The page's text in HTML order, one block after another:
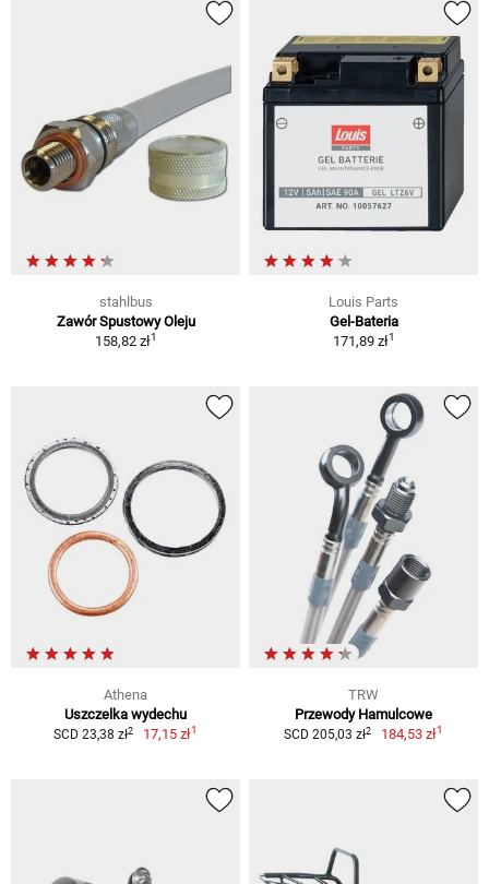
stahlbus
Zawór Spustowy Oleju
158,82 zł1
Louis Parts
Gel-Bateria
171,89 zł1
Athena
Uszczelka wydechu
SCD 23,38 zł2 17,15 zł1
TRW
Przewody Hamulcowe
SCD 205,03 zł2 184,53 zł1